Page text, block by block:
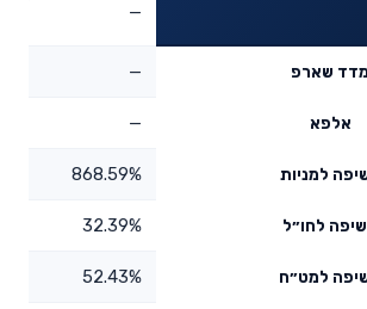
—
מדד שארפ —
אלפא —
למניות 868.59%
לחו״ל 32.39%
למט״ח 52.43%